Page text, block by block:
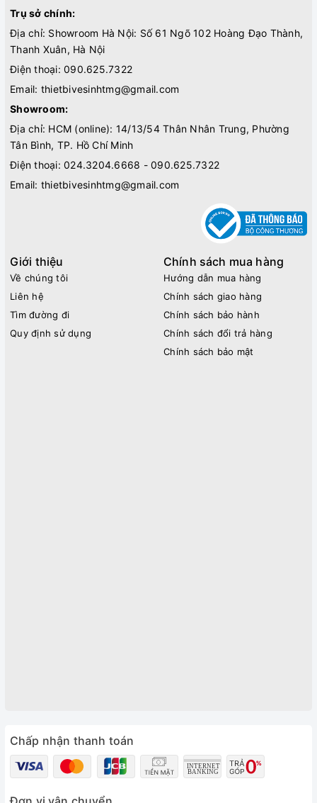
Trụ sở chính:
Địa chỉ: Showroom Hà Nội: Số 61 Ngõ 102 Hoàng Đạo Thành,
Thanh Xuân, Hà Nội
Điện thoại: 090.625.7322
Email: thietbivesinhtmg@gmail.com
Showroom:
Địa chỉ: HCM (online): 14/13/54 Thân Nhân Trung, Phường
Tân Bình, TP. Hồ Chí Minh
Điện thoại: 024.3204.6668 - 090.625.7322
Email: thietbivesinhtmg@gmail.com
Giới thiệu
Về chúng tôi
Liên hệ
Tìm đường đi
Quy định sử dụng
Chính sách mua hàng
Hướng dẫn mua hàng
Chính sách giao hàng
Chính sách bảo hành
Chính sách đổi trả hàng
Chính sách bảo mật
Chấp nhận thanh toán